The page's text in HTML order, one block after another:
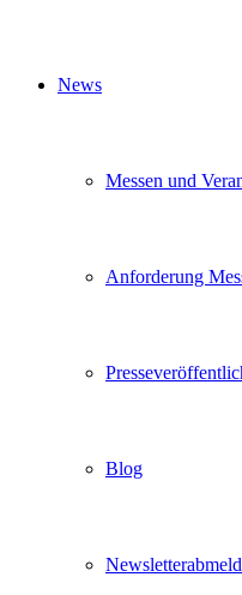
News
Messen und
Anforderung
Blog